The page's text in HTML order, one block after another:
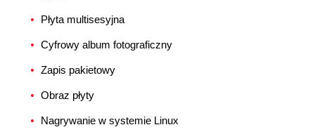
Płyta multisesyjna
Cyfrowy album fotograficzny
Zapis pakietowy
Obraz płyty
Nagrywanie w systemie Linux